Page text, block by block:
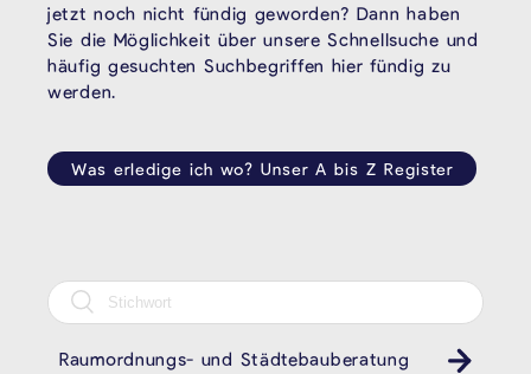
jetzt noch nicht fündig geworden? Dann haben
Sie die Möglichkeit über unsere Schnellsuche und
häufig gesuchten Suchbegriffen hier fündig zu
werden.
Was erledige ich wo? Unser A bis Z Register
Raumordnungs- und Städtebauberatung